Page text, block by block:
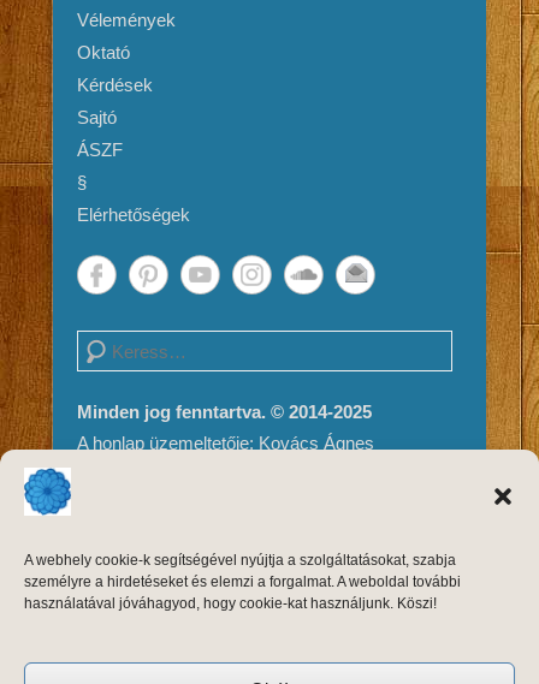
A webhely cookie-k segítségével nyújtja a szolgáltatásokat, szabja
személyre a hirdetéseket és elemzi a forgalmat. A weboldal további
használatával jóváhagyod, hogy cookie-kat használjunk. Köszi!
Vélemények
Oktató
Kérdések
Sajtó
ÁSZF
§
Elérhetőségek
Search
Minden jog fenntartva. © 2014-2025
A honlap üzemeltetője: Kovács Ágnes
jogvédelem alatt áll, másolni, módosítani
kizárólag a szerző, Kovács Ágnes írásos